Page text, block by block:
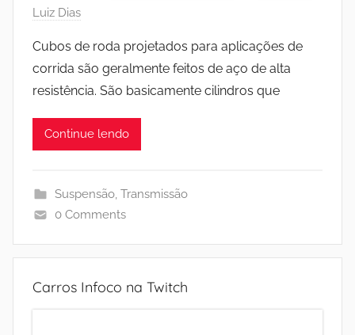
Luiz Dias
Cubos de roda projetados para aplicações de
corrida são geralmente feitos de aço de alta
resistência. São basicamente cilindros que
Continue lendo
Suspensão, Transmissão
0 Comments
Carros Infoco na Twitch